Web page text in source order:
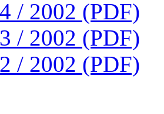
/ 2002 (PDF)
/ 2002 (PDF)
/ 2002 (PDF)